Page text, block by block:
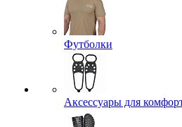
Футболки
Аксессуары для